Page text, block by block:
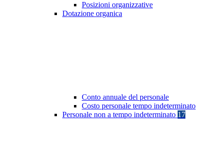
Posizioni organizzative
Dotazione organica
Conto annuale del personale
Costo personale tempo indeterminato
Personale non a tempo indeterminato 17